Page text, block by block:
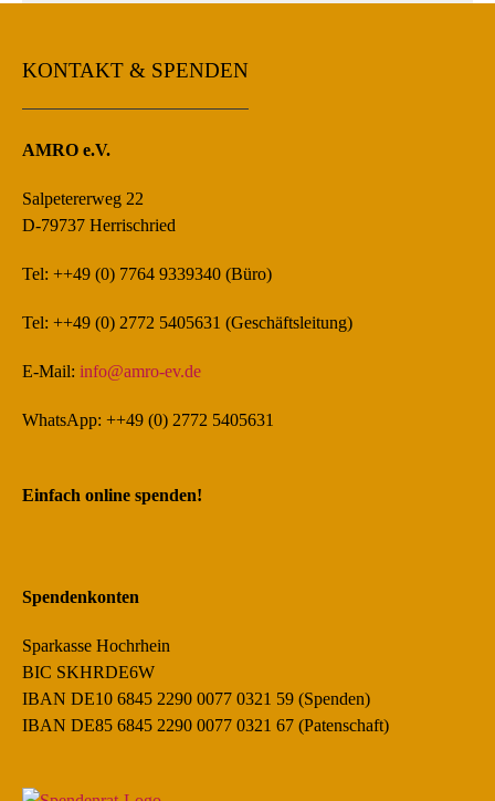
KONTAKT & SPENDEN
AMRO e.V.
Salpetererweg 22
D-79737 Herrischried
Tel: ++49 (0) 7764 9339340 (Büro)
Tel: ++49 (0) 2772 5405631 (Geschäftsleitung)
E-Mail: info@amro-ev.de
WhatsApp: ++49 (0) 2772 5405631
Einfach online spenden!
Spendenkonten
Sparkasse Hochrhein
BIC SKHRDE6W
IBAN DE10 6845 2290 0077 0321 59 (Spenden)
IBAN DE85 6845 2290 0077 0321 67 (Patenschaft)